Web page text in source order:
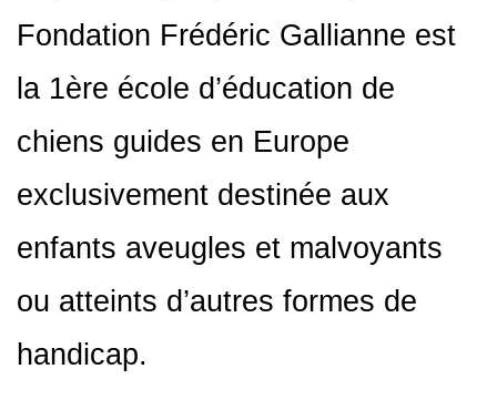
Fondation Frédéric Gallianne est
la 1ère école d’éducation de
chiens guides en Europe
exclusivement destinée aux
enfants aveugles et malvoyants
ou atteints d’autres formes de
handicap.